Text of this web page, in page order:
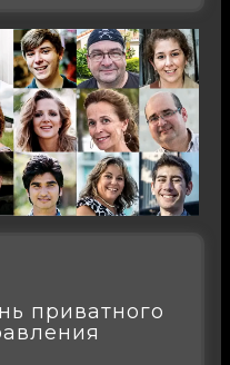
приватного